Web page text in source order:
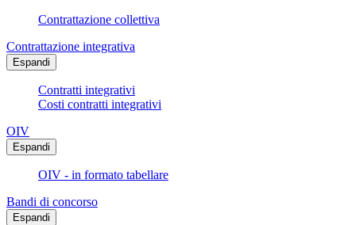
Contrattazione collettiva
Contrattazione integrativa
Espandi
Contratti integrativi
Costi contratti integrativi
OIV
Espandi
OIV - in formato tabellare
Bandi di concorso
Espandi